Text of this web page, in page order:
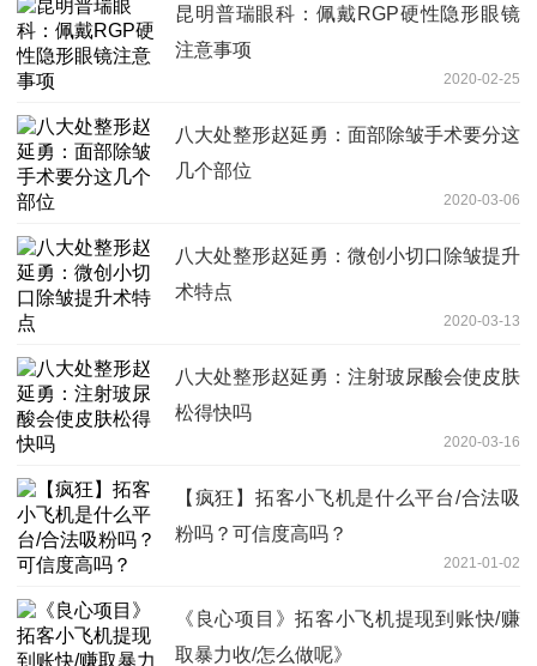
昆明普瑞眼科：佩戴RGP硬性隐形眼镜
注意事项
2020-02-25
八大处整形赵延勇：面部除皱手术要分这
几个部位
2020-03-06
八大处整形赵延勇：微创小切口除皱提升
术特点
2020-03-13
八大处整形赵延勇：注射玻尿酸会使皮肤
松得快吗
2020-03-16
【疯狂】拓客小飞机是什么平台/合法吸
粉吗？可信度高吗？
2021-01-02
《良心项目》拓客小飞机提现到账快/赚
取暴力收/怎么做呢》